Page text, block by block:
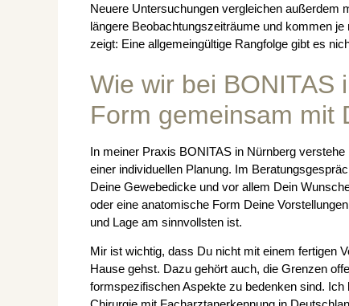
Neuere Untersuchungen vergleichen außerdem
längere Beobachtungszeiträume und kommen
zeigt: Eine allgemeingültige Rangfolge gibt es
Wie wir bei BONITAS
Form gemeinsam mit
In meiner Praxis BONITAS in Nürnberg
einer individuellen Planung. Im
Deine Gewebedicke und vor allem Dein
oder eine anatomische Form Deine
und Lage am sinnvollsten ist.
Mir ist wichtig, dass Du nicht mit einem fertigen
Hause gehst. Dazu gehört auch, die Grenzen
formspezifischen Aspekte zu bedenken sind.